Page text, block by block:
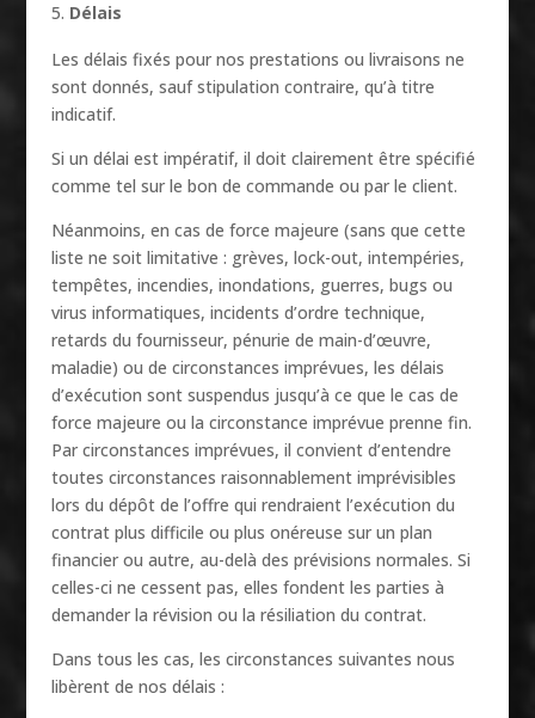
Délais
Les délais fixés pour nos prestations ou livraisons ne
sont donnés, sauf stipulation contraire, qu’à titre
indicatif.
Si un délai est impératif, il doit clairement être spécifié
comme tel sur le bon de commande ou par le client.
Néanmoins, en cas de force majeure (sans que cette
liste ne soit limitative : grèves, lock-out, intempéries,
tempêtes, incendies, inondations, guerres, bugs ou
virus informatiques, incidents d’ordre technique,
retards du fournisseur, pénurie de main-d’œuvre,
maladie) ou de circonstances imprévues, les délais
d’exécution sont suspendus jusqu’à ce que le cas de
force majeure ou la circonstance imprévue prenne fin.
Par circonstances imprévues, il convient d’entendre
toutes circonstances raisonnablement imprévisibles
lors du dépôt de l’offre qui rendraient l’exécution du
contrat plus difficile ou plus onéreuse sur un plan
financier ou autre, au-delà des prévisions normales. Si
celles-ci ne cessent pas, elles fondent les parties à
demander la révision ou la résiliation du contrat.
Dans tous les cas, les circonstances suivantes nous
libèrent de nos délais :